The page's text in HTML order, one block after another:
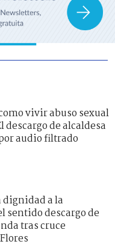
vivir abuso sexual
de alcaldesa
audio filtrado
dignidad a la
sentido descargo de
tras cruce